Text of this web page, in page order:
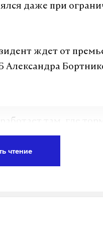
даже при
ждет от
работает там, где
,Дзени
чтение